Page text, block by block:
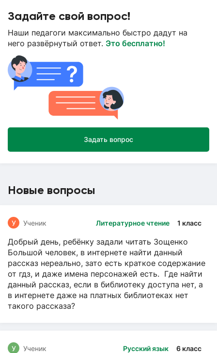
Задайте свой вопрос!
Наши педагоги максимально быстро дадут на
него развёрнутый ответ. Это бесплатно!
Задать вопрос
Новые вопросы
Литературное чтение 1 класс
У Ученик
Добрый день, ребёнку задали читать Зощенко
Большой человек, в интернете найти данный
рассказ нереально, зато есть краткое содержание
от гдз, и даже имена персонажей есть. Где найти
данный рассказ, если в библиотеку доступа нет, а
в интернете даже на платных библиотеках нет
такого рассказа?
Русский язык 6 класс
У Ученик